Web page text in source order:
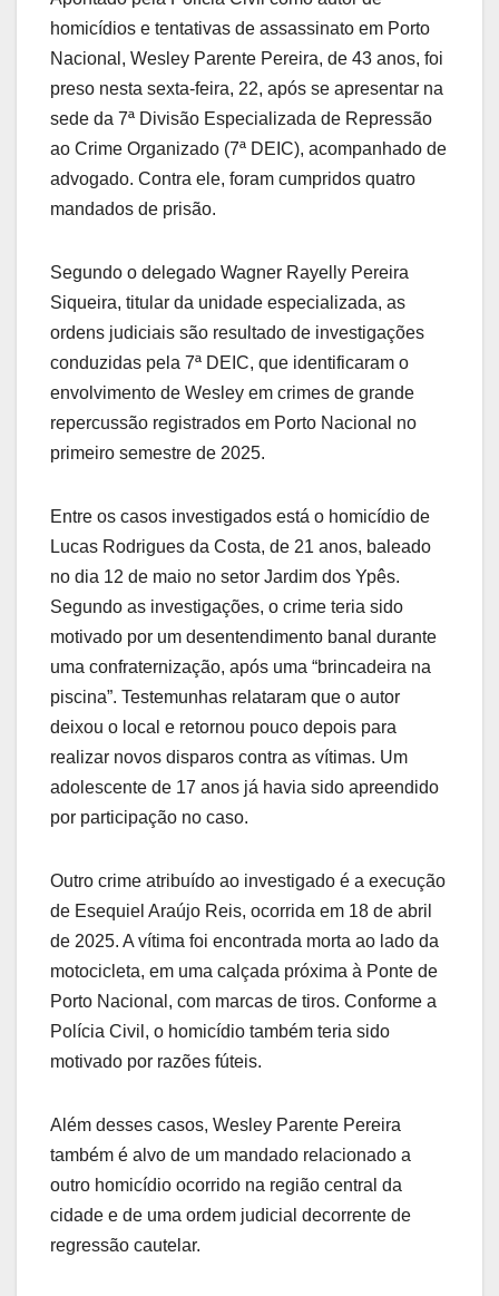
homicídios e tentativas de assassinato em Porto
Nacional, Wesley Parente Pereira, de 43 anos, foi
preso nesta sexta-feira, 22, após se apresentar na
sede da 7ª Divisão Especializada de Repressão
ao Crime Organizado (7ª DEIC), acompanhado de
advogado. Contra ele, foram cumpridos quatro
mandados de prisão.
Segundo o delegado Wagner Rayelly Pereira
Siqueira, titular da unidade especializada, as
ordens judiciais são resultado de investigações
conduzidas pela 7ª DEIC, que identificaram o
envolvimento de Wesley em crimes de grande
repercussão registrados em Porto Nacional no
primeiro semestre de 2025.
Entre os casos investigados está o homicídio de
Lucas Rodrigues da Costa, de 21 anos, baleado
no dia 12 de maio no setor Jardim dos Ypês.
Segundo as investigações, o crime teria sido
motivado por um desentendimento banal durante
uma confraternização, após uma “brincadeira na
piscina”. Testemunhas relataram que o autor
deixou o local e retornou pouco depois para
realizar novos disparos contra as vítimas. Um
adolescente de 17 anos já havia sido apreendido
por participação no caso.
Outro crime atribuído ao investigado é a execução
de Esequiel Araújo Reis, ocorrida em 18 de abril
de 2025. A vítima foi encontrada morta ao lado da
motocicleta, em uma calçada próxima à Ponte de
Porto Nacional, com marcas de tiros. Conforme a
Polícia Civil, o homicídio também teria sido
motivado por razões fúteis.
Além desses casos, Wesley Parente Pereira
também é alvo de um mandado relacionado a
outro homicídio ocorrido na região central da
cidade e de uma ordem judicial decorrente de
regressão cautelar.